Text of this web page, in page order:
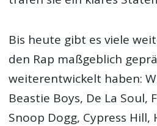
Bis heute gibt es viele
den Rap maßgeblich
weiterentwickelt haben:
Beastie Boys, De La Soul,
Snoop Dogg, Cypress Hill,